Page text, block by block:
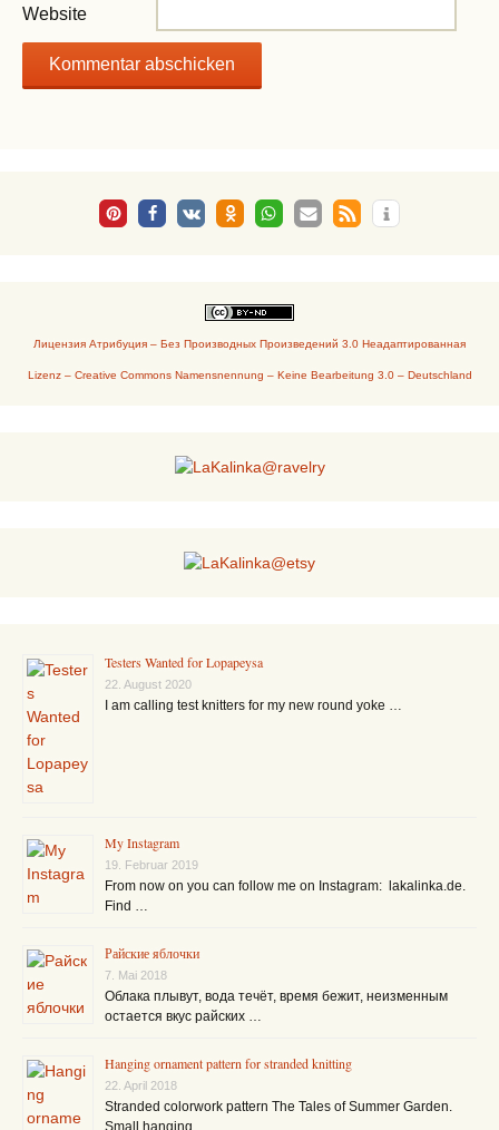
Website
Лицензия Атрибуция – Без Производных Произведений 3.0 Неадаптированная
Lizenz – Creative Commons Namensnennung – Keine Bearbeitung 3.0 – Deutschland
Testers Wanted for Lopapeysa
22. August 2020
I am calling test knitters for my new round yoke …
My Instagram
19. Februar 2019
From now on you can follow me on Instagram: lakalinka.de.
Find …
Райские яблочки
7. Mai 2018
Облака плывут, вода течёт, время бежит, неизменным
остается вкус райских …
Hanging ornament pattern for stranded knitting
22. April 2018
Stranded colorwork pattern The Tales of Summer Garden.
Small hanging …